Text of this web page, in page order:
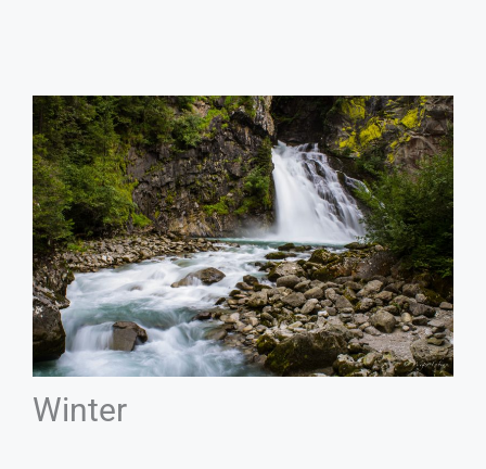
Winter